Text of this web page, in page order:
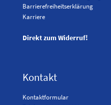
Barrierefreiheitserklärung
Karriere
Direkt zum Widerruf!
Kontakt
Kontaktformular